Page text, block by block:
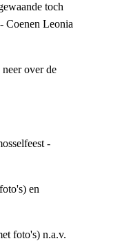
toch
Coenen Leonia
over de
-
en
foto's) n.a.v.